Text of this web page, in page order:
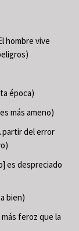
hombre vive
época)
más ameno)
partir del error
es despreciado
bien)
feroz que la